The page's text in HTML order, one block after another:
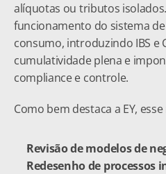
alíquotas ou tributos
funcionamento do sistema
consumo, introduzindo IBS e
cumulatividade plena e
compliance e controle.
Como bem destaca a EY,
Revisão de modelos de
Redesenho de processos